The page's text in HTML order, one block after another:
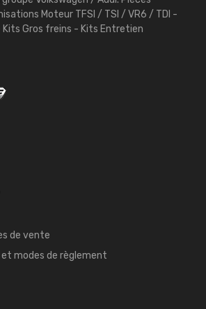
Moteur TFSI / TSI / VR6 / TDI -
Kits Gros freins - Kits Entretien
de vente
modes de règlement